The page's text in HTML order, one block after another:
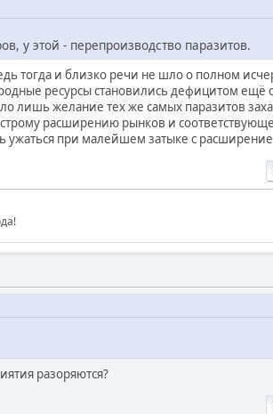
у этой - перепроизводство паразитов.
тогда и близко речи не шло о полном
ресурсы становились дефицитом ещё
лишь желание тех же самых паразитов
расширению рынков и
ужаться при малейшем затыке с
разоряются?